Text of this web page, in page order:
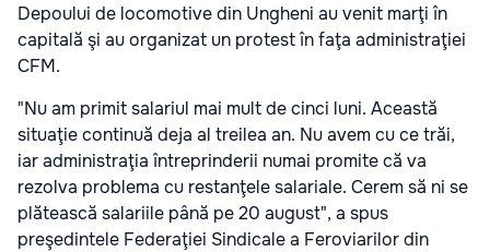
Depoului de locomotive din Ungheni au venit marţi în
capitală şi au organizat un protest în faţa administraţiei
CFM.
"Nu am primit salariul mai mult de cinci luni. Această
situaţie continuă deja al treilea an. Nu avem cu ce trăi,
iar administraţia întreprinderii numai promite că va
rezolva problema cu restanţele salariale. Cerem să ni se
plătească salariile până pe 20 august", a spus
preşedintele Federaţiei Sindicale a Feroviarilor din